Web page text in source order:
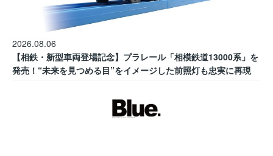
2026.08.06
【相鉄・新型車両登場記念】プラレール「相模鉄道13000系」を
発売！“未来を見つめる目”をイメージした前照灯も忠実に再現